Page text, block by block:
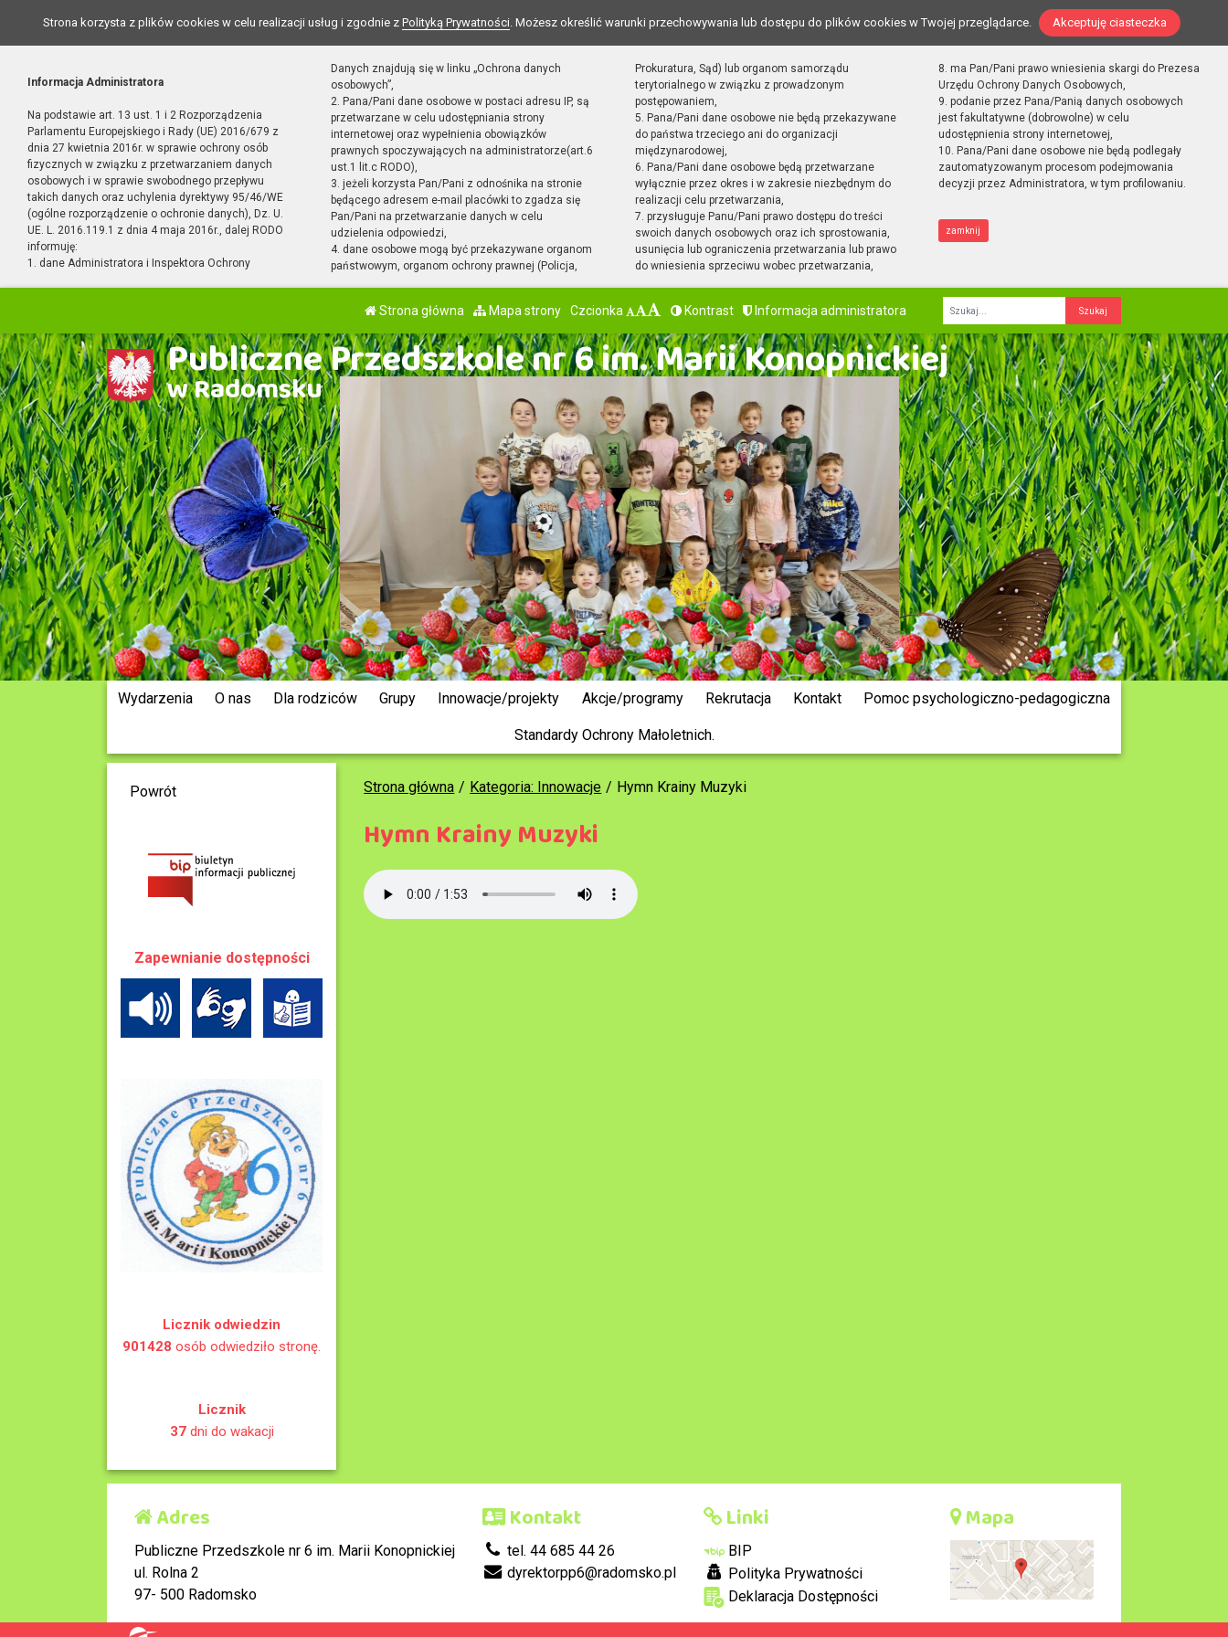
Strona korzysta z plików cookies w celu realizacji usług i zgodnie z Polityką Prywatności. Możesz określić warunki przechowywania lub dostępu do plików cookies w Twojej przeglądarce. Akceptuję ciasteczka
Informacja Administratora
Na podstawie art. 13 ust. 1 i 2 Rozporządzenia
Parlamentu Europejskiego i Rady (UE) 2016/679 z
dnia 27 kwietnia 2016r. w sprawie ochrony osób
fizycznych w związku z przetwarzaniem danych
osobowych i w sprawie swobodnego przepływu
takich danych oraz uchylenia dyrektywy 95/46/WE
(ogólne rozporządzenie o ochronie danych), Dz. U.
UE. L. 2016.119.1 z dnia 4 maja 2016r., dalej RODO
informuję:
1. dane Administratora i Inspektora Ochrony
Danych znajdują się w linku „Ochrona danych
osobowych”,
2. Pana/Pani dane osobowe w postaci adresu IP, są
przetwarzane w celu udostępniania strony
internetowej oraz wypełnienia obowiązków
prawnych spoczywających na administratorze(art.6
ust.1 lit.c RODO),
3. jeżeli korzysta Pan/Pani z odnośnika na stronie
będącego adresem e-mail placówki to zgadza się
Pan/Pani na przetwarzanie danych w celu
udzielenia odpowiedzi,
4. dane osobowe mogą być przekazywane organom
państwowym, organom ochrony prawnej (Policja,
Prokuratura, Sąd) lub organom samorządu
terytorialnego w związku z prowadzonym
postępowaniem,
5. Pana/Pani dane osobowe nie będą przekazywane
do państwa trzeciego ani do organizacji
międzynarodowej,
6. Pana/Pani dane osobowe będą przetwarzane
wyłącznie przez okres i w zakresie niezbędnym do
realizacji celu przetwarzania,
7. przysługuje Panu/Pani prawo dostępu do treści
swoich danych osobowych oraz ich sprostowania,
usunięcia lub ograniczenia przetwarzania lub prawo
do wniesienia sprzeciwu wobec przetwarzania,
8. ma Pan/Pani prawo wniesienia skargi do Prezesa
Urzędu Ochrony Danych Osobowych,
9. podanie przez Pana/Panią danych osobowych
jest fakultatywne (dobrowolne) w celu
udostępnienia strony internetowej,
10. Pana/Pani dane osobowe nie będą podlegały
zautomatyzowanym procesom podejmowania
decyzji przez Administratora, w tym profilowaniu.
zamknij
Strona główna Mapa strony Czcionka Kontrast Informacja administratora
Fraza
Publiczne Przedszkole nr 6 im. Marii Konopnickiej
w Radomsku
Wydarzenia O nas Dla rodziców Grupy Innowacje/projekty Akcje/programy Rekrutacja Kontakt Pomoc psychologiczno-pedagogiczna
Standardy Ochrony Małoletnich.
Strona główna Kategoria: Innowacje Hymn Krainy Muzyki
Hymn Krainy Muzyki
Powrót
Zapewnianie dostępności
Licznik odwiedzin
901428 osób odwiedziło stronę.
Licznik
37dni do wakacji
Adres
Publiczne Przedszkole nr 6 im. Marii Konopnickiej
ul. Rolna 2
97- 500 Radomsko
Kontakt
tel. 44 685 44 26
dyrektorpp6@radomsko.pl
Linki
BIP
Polityka Prywatności
Deklaracja Dostępności
Mapa